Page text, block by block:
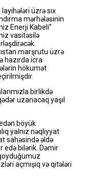
üzrə sıx
mərhələsinin
Enerji Kabeli”
vasitəsilə
marşrutu üzrə
hazırda icra
hökumət
birlikdə
uzanacaq yaşıl
böyük
yalnız nəqliyyat
sahəsində əldə
edə bilərik. Dəmir
açmışıq və qitələri